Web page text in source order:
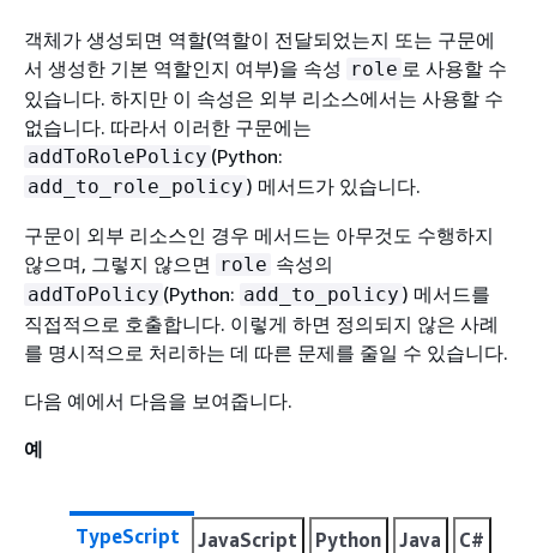
객체가 생성되면 역할(역할이 전달되었는지 또는 구문에
서 생성한 기본 역할인지 여부)을 속성 role 로 사용할 수
있습니다. 하지만 이 속성은 외부 리소스에서는 사용할 수
없습니다. 따라서 이러한 구문에는
addToRolePolicy (Python:
add_to_role_policy ) 메서드가 있습니다.
구문이 외부 리소스인 경우 메서드는 아무것도 수행하지
않으며, 그렇지 않으면 role 속성의
addToPolicy (Python: add_to_policy ) 메서드를
직접적으로 호출합니다. 이렇게 하면 정의되지 않은 사례
를 명시적으로 처리하는 데 따른 문제를 줄일 수 있습니다.
다음 예에서 다음을 보여줍니다.
예
TypeScript JavaScript Python Java C#